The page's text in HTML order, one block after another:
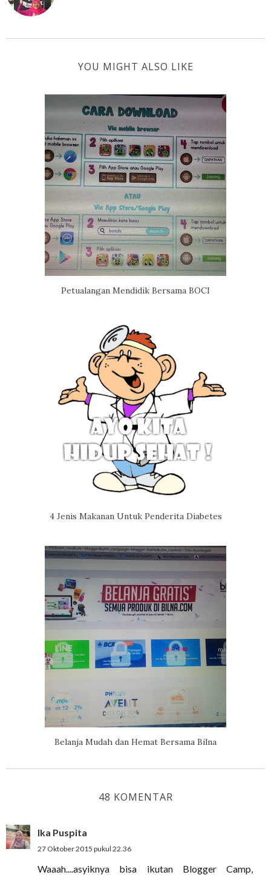
YOU MIGHT ALSO LIKE
Petualangan Mendidik Bersama BOCI
4 Jenis Makanan Untuk Penderita Diabetes
Belanja Mudah dan Hemat Bersama Bilna
48 KOMENTAR
Ika Puspita
27 Oktober 2015 pukul 22.36
Waaah....asyiknya bisa ikutan Blogger Camp,